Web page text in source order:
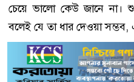
চেয়ে ভালো কেউ জানে না।
বলেই যে তা ধার দেওয়া